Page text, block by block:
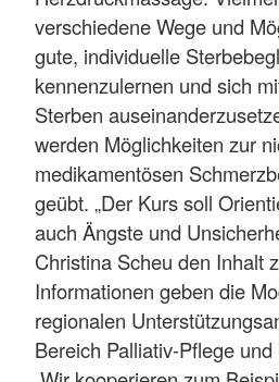
verschiedene Wege und
gute, individuelle
kennenzulernen und sich
Sterben
werden Möglichkeiten zur
medikamentösen
geübt. „Der Kurs soll
auch Ängste und
Christina Scheu den Inhalt
Informationen geben die
regionalen
Bereich Palliativ-Pflege